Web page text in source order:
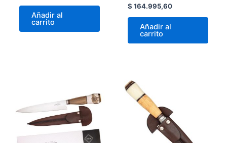
Añadir al
carrito
$ 164.995,60
Añadir al
carrito